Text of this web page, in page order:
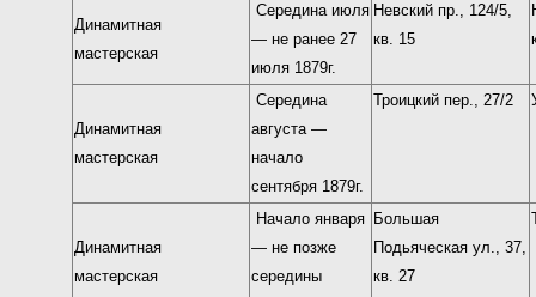
Динамитная
мастерская
Середина июля
— не ранее 27
июля 1879г.
Невский пр., 124/5,
кв. 15
Динамитная
мастерская
Середина
августа —
начало
сентября 1879г.
Троицкий пер., 27/2
Динамитная
мастерская
Начало января
— не позже
середины
Большая
Подьяческая ул., 37,
кв. 27